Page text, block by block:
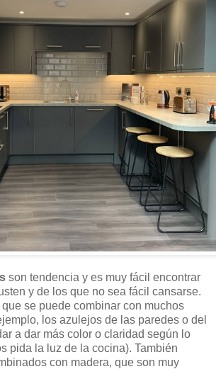
son tendencia y es muy fácil encontrar
y de los que no sea fácil cansarse.
se puede combinar con muchos
los azulejos de las paredes o del
a dar más color o claridad según lo
pida la luz de la cocina). También
con madera, que son muy